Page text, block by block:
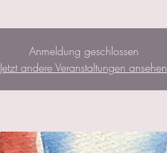
Anmeldung geschlossen
Jetzt andere Veranstaltungen ansehen